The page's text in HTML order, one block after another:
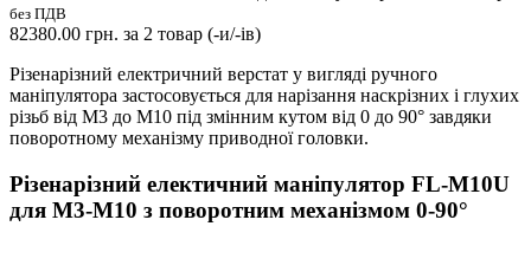
без ПДВ
82380.00 грн. за 2 товар (-и/-ів)
Різенарізний електричний верстат у вигляді ручного
маніпулятора застосовується для нарізання наскрізних і глухих
різьб від М3 до М10 під змінним кутом від 0 до 90° завдяки
поворотному механізму приводної головки.
Різенарізний електичний маніпулятор FL-M10U
для М3-М10 з поворотним механізмом 0-90°